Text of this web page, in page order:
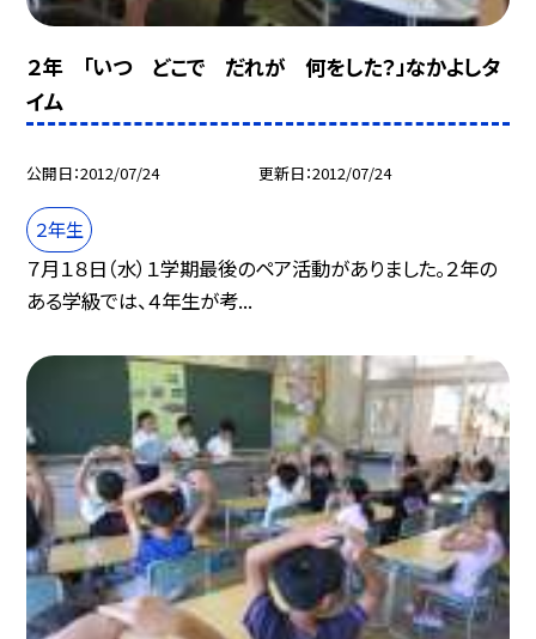
２年 「いつ どこで だれが 何をした？」なかよしタ
イム
公開日 2012/07/24 更新日 2012/07/24
２年生
７月１８日（水）１学期最後のペア活動がありました。２年の
ある学級では、４年生が考...